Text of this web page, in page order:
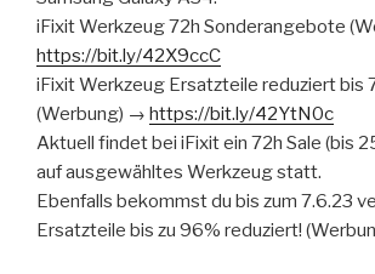
iFixit Werkzeug 72h Sonderangebote
https://bit.ly/42X9ccC
iFixit Werkzeug Ersatzteile reduziert bis
(Werbung) → https://bit.ly/42YtN0c
Aktuell findet bei iFixit ein 72h Sale (bis
auf ausgewähltes Werkzeug statt.
Ebenfalls bekommst du bis zum 7.6.23
Ersatzteile bis zu 96% reduziert!